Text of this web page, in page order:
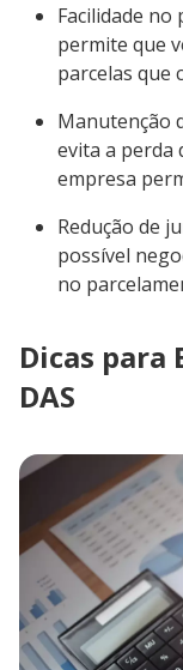
Facilidade
permite que
parcelas que
Manutenção
evita a perda
empresa
Redução de
possível
no
Dicas para
DAS